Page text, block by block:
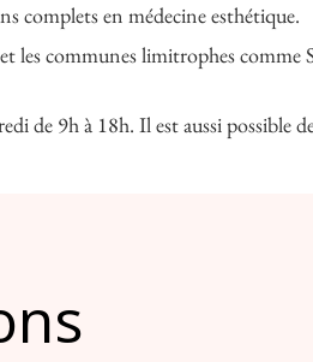
complets en médecine esthétique.
les communes limitrophes comme
de 9h à 18h. Il est aussi possible